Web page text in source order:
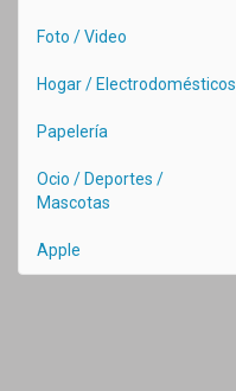
Foto / Video
Hogar / Electrodomésticos
Papelería
Ocio / Deportes /
Mascotas
Apple